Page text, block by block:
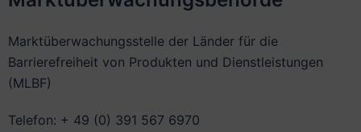
Marktüberwachungsstelle der Länder für die
Barrierefreiheit von Produkten und Dienstleistungen
(MLBF)
Telefon: + 49 (0) 391 567 6970